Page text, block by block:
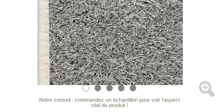
Notre conseil : commandez un échantillon pour voir l’aspect
réel du produit !